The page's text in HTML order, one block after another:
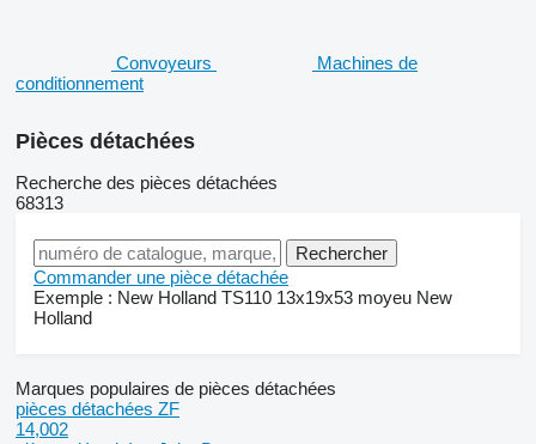
Convoyeurs
Machines de
conditionnement
Pièces détachées
Recherche des pièces détachées
68313
Commander une pièce détachée
Exemple : New Holland TS110 13x19x53 moyeu New
Holland
Marques populaires de pièces détachées
pièces détachées ZF
14,002